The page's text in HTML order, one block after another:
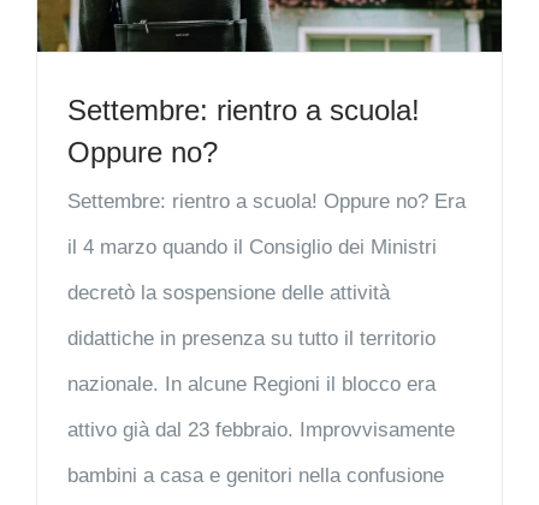
Settembre: rientro a scuola!
Oppure no?
Settembre: rientro a scuola! Oppure no? Era
il 4 marzo quando il Consiglio dei Ministri
decretò la sospensione delle attività
didattiche in presenza su tutto il territorio
nazionale. In alcune Regioni il blocco era
attivo già dal 23 febbraio. Improvvisamente
bambini a casa e genitori nella confusione